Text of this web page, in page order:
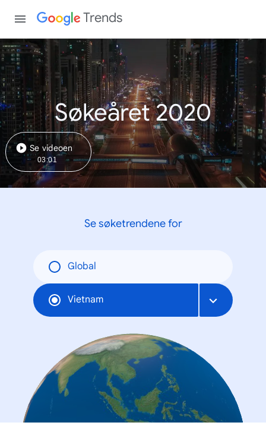
Trends
Søkeåret 2020
Se videoen
03:01
Se søketrendene for
Global
Vietnam